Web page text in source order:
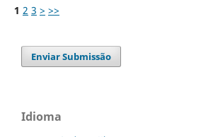
1 2 3 > >>
Enviar Submissão
Idioma